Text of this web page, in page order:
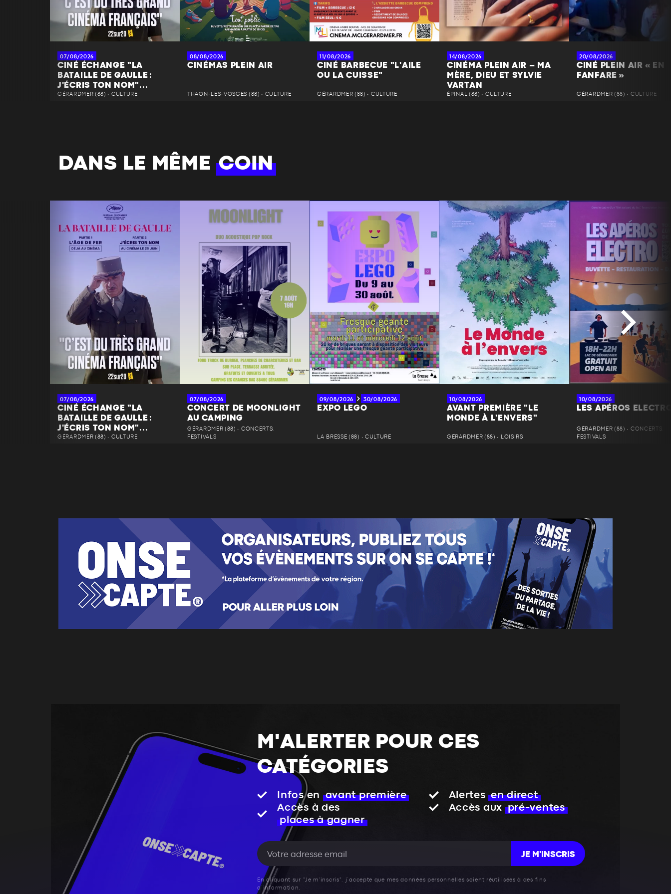
07/08/2026
CINÉ ÉCHANGE "LA
BATAILLE DE GAULLE :
J'ÉCRIS TON NOM"...
GÉRARDMER (88) • CULTURE
08/08/2026
CINÉMAS PLEIN AIR
THAON-LES-VOSGES (88) • CULTURE
11/08/2026
CINÉ BARBECUE "L'AILE
OU LA CUISSE"
GÉRARDMER (88) • CULTURE
14/08/2026
CINÉMA PLEIN AIR – MA
MÈRE, DIEU ET SYLVIE
VARTAN
ÉPINAL (88) • CULTURE
20/08/2026
CINÉ PLEIN AIR « EN
FANFARE »
GÉRARDMER (88) • CULTURE
DANS LE MÊMECOIN
07/08/2026
CINÉ ÉCHANGE "LA
BATAILLE DE GAULLE :
J'ÉCRIS TON NOM"...
GÉRARDMER (88) • CULTURE
07/08/2026
CONCERT DE MOONLIGHT
AU CAMPING
GÉRARDMER (88) • CONCERTS,
FESTIVALS
09/08/2026 30/08/2026
EXPO LEGO
LA BRESSE (88) • CULTURE
10/08/2026
AVANT PREMIÈRE "LE
MONDE À L'ENVERS"
GÉRARDMER (88) • LOISIRS
10/08/2026
LES APÉROS
GÉRARDMER (88) • CONCERTS,
FESTIVALS
M'ALERTER POUR CES
CATÉGORIES
Infos en avant première Alertes en direct
Accès à des
places à gagner
Accès aux pré-ventes
JE M'INSCRIS
En cliquant sur "Je m'inscris", j’accepte que mes données personnelles soient réutilisées à des fins
d’information.